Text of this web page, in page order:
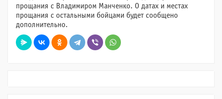
прощания с Владимиром Манченко. О датах и местах
прощания с остальными бойцами будет сообщено
дополнительно.